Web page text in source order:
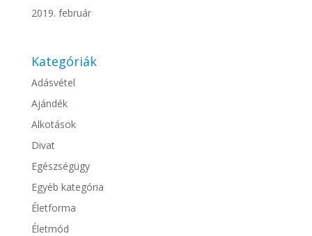
2019. február
Kategóriák
Adásvétel
Ajándék
Alkotások
Divat
Egészségügy
Egyéb kategória
Életforma
Életmód